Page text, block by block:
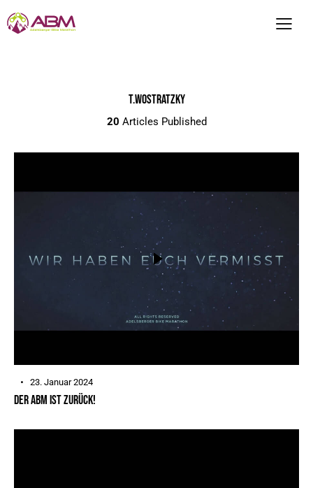
T.WOSTRATZKY
20 Articles Published
23. Januar 2024
DER ABM IST ZURÜCK!